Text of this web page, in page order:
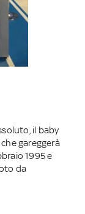
il baby
gareggerà
1995 e
da